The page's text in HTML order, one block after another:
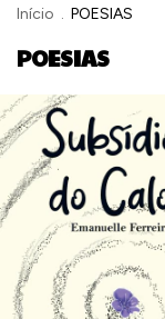
Início . POESIAS
POESIAS